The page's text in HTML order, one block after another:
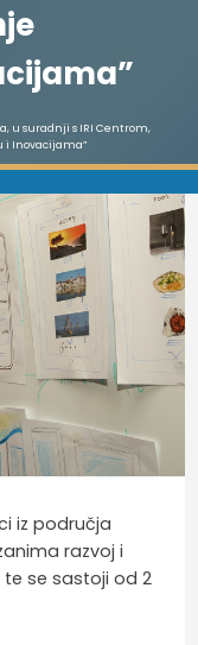
u suradnji s IRI Centrom,
i Inovacijama”
iz područja
razvoj i
se sastoji od 2